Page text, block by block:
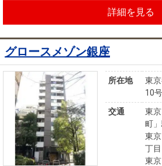
詳細を見る
グロースメゾン銀座
所在地
東
10号
交通
東
町
東
丁
東